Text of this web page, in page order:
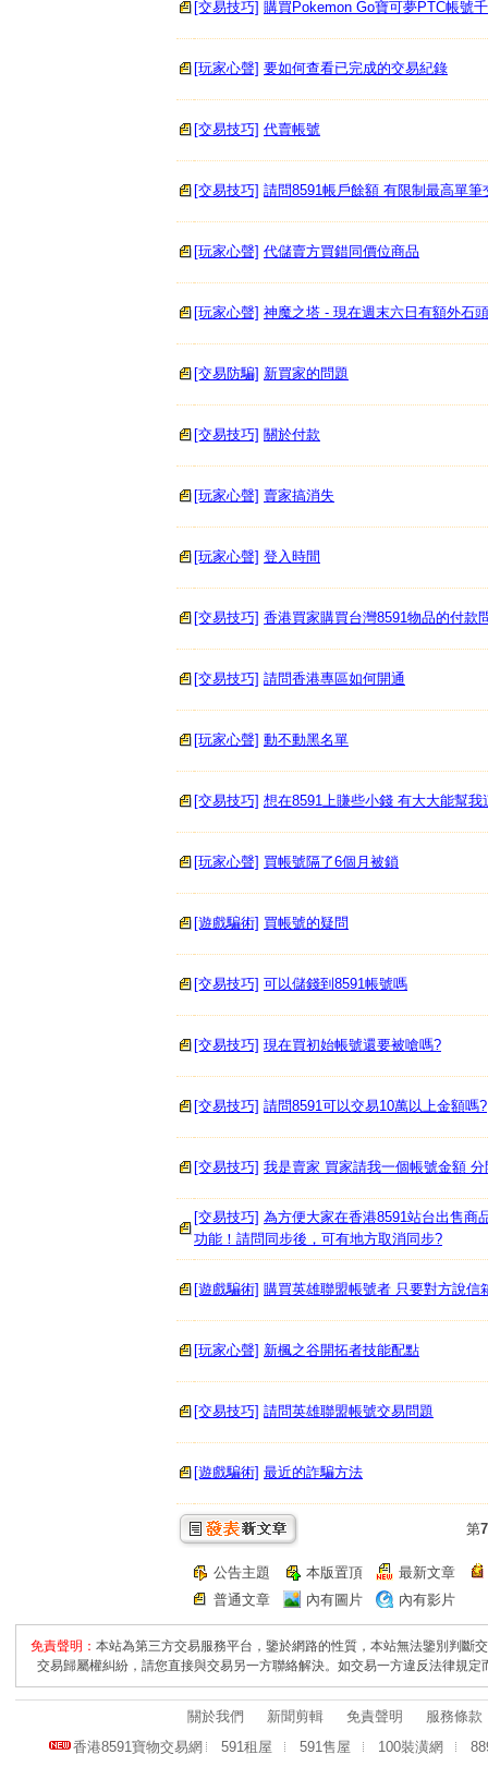
[交易技巧] 購買Pokemon Go寶可夢PTC帳號
[玩家心聲] 要如何查看已完成的交易紀錄
[交易技巧] 代賣帳號
[交易技巧] 請問8591帳戶餘額 有限制最高單筆
[玩家心聲] 代儲賣方買錯同價位商品
[玩家心聲] 神魔之塔 - 現在週末六日有額外石
[交易防騙] 新買家的問題
[交易技巧] 關於付款
[玩家心聲] 賣家搞消失
[玩家心聲] 登入時間
[交易技巧] 香港買家購買台灣8591物品的付款
[交易技巧] 請問香港專區如何開通
[玩家心聲] 動不動黑名單
[交易技巧] 想在8591上賺些小錢 有大大能幫我
[玩家心聲] 買帳號隔了6個月被鎖
[遊戲騙術] 買帳號的疑問
[交易技巧] 可以儲錢到8591帳號嗎
[交易技巧] 現在買初始帳號還要被嗆嗎?
[交易技巧] 請問8591可以交易10萬以上金額嗎?
[交易技巧] 我是賣家 買家請我一個帳號金額
[交易技巧] 為方便大家在香港8591站台出售商
功能！請問同步後，可有地方取消同步?
[遊戲騙術] 購買英雄聯盟帳號者 只要對方說信
[玩家心聲] 新楓之谷開拓者技能配點
[交易技巧] 請問英雄聯盟帳號交易問題
[遊戲騙術] 最近的詐騙方法
第7
公告主題 本版置頂
最新文章
普通文章
內有圖片 內有影片
免責聲明： 本站為第三方交易服務平台，鑒於網路的性質，本站無法鑒別判斷
交易歸屬權糾紛，請您直接與交易另一方聯絡解決。如交易一方違反法律規
關於我們 新聞剪輯 免責聲明
服務條款
香港8591寶物交易網
591租屋 591售屋 100裝潢網